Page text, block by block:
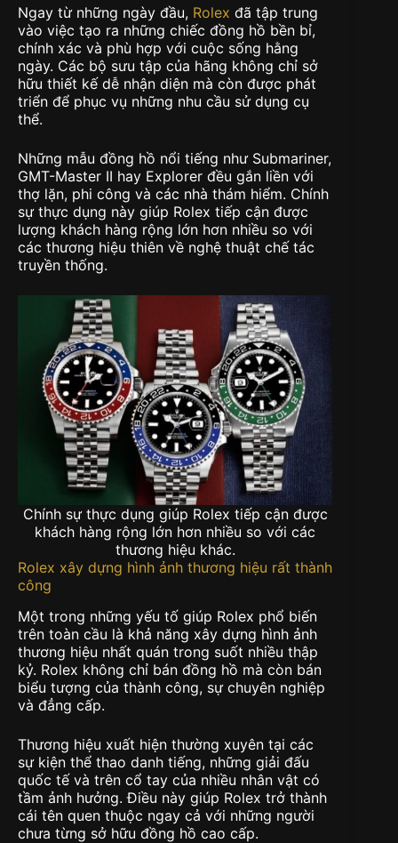
Ngay từ những ngày đầu, Rolex đã tập trung
vào việc tạo ra những chiếc đồng hồ bền bỉ,
chính xác và phù hợp với cuộc sống hằng
ngày. Các bộ sưu tập của hãng không chỉ sở
hữu thiết kế dễ nhận diện mà còn được phát
triển để phục vụ những nhu cầu sử dụng cụ
thể.
Những mẫu đồng hồ nổi tiếng như Submariner,
GMT-Master II hay Explorer đều gắn liền với
thợ lặn, phi công và các nhà thám hiểm. Chính
sự thực dụng này giúp Rolex tiếp cận được
lượng khách hàng rộng lớn hơn nhiều so với
các thương hiệu thiên về nghệ thuật chế tác
truyền thống.
Chính sự thực dụng giúp Rolex tiếp cận được
khách hàng rộng lớn hơn nhiều so với các
thương hiệu khác.
Rolex xây dựng hình ảnh thương hiệu rất thành
công
Một trong những yếu tố giúp Rolex phổ biến
trên toàn cầu là khả năng xây dựng hình ảnh
thương hiệu nhất quán trong suốt nhiều thập
kỷ. Rolex không chỉ bán đồng hồ mà còn bán
biểu tượng của thành công, sự chuyên nghiệp
và đẳng cấp.
Thương hiệu xuất hiện thường xuyên tại các
sự kiện thể thao danh tiếng, những giải đấu
quốc tế và trên cổ tay của nhiều nhân vật có
tầm ảnh hưởng. Điều này giúp Rolex trở thành
cái tên quen thuộc ngay cả với những người
chưa từng sở hữu đồng hồ cao cấp.